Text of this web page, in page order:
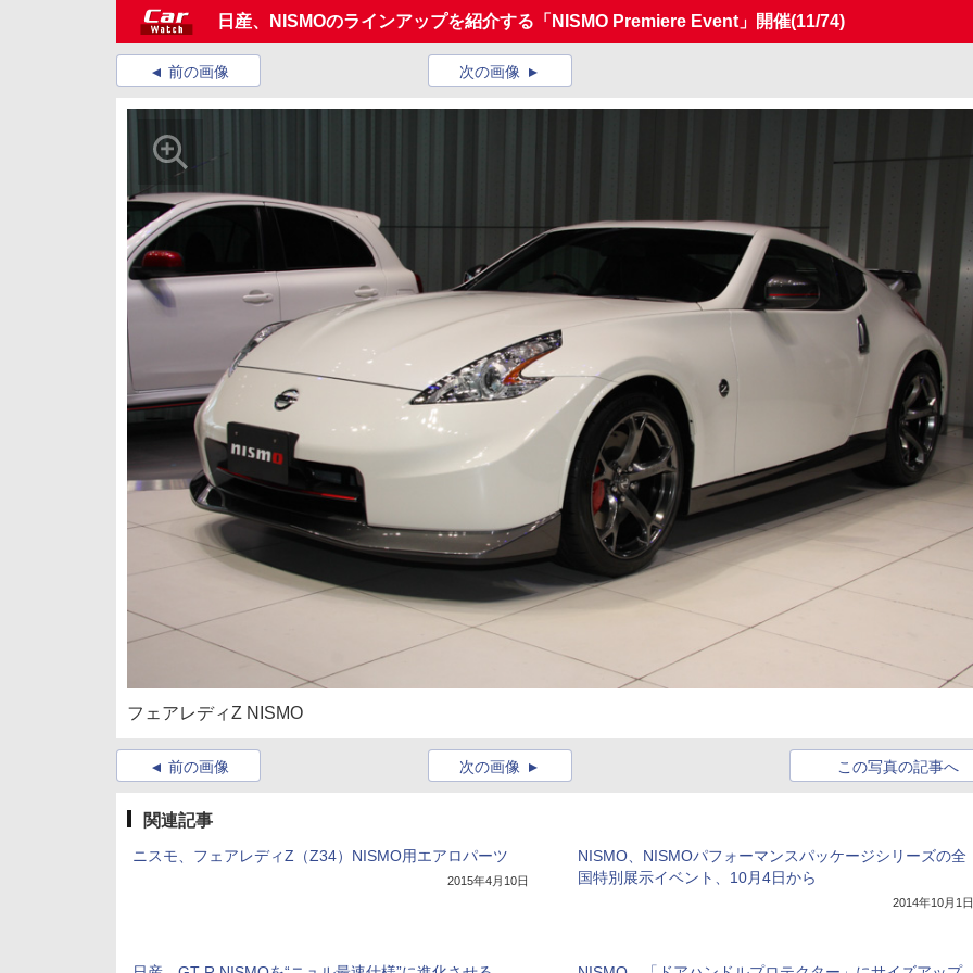
日産、NISMOのラインアップを紹介する「NISMO Premiere Event」開催(11/74)
前の画像 次の画像
フェアレディZ NISMO
前の画像 この写真の記事へ
次の画像
関連記事
ニスモ、フェアレディZ（Z34）NISMO用エアロパーツ
2015年4月10日
NISMO、NISMOパフォーマンスパッケージシリーズの全
国特別展示イベント、10月4日から
2014年10月1日